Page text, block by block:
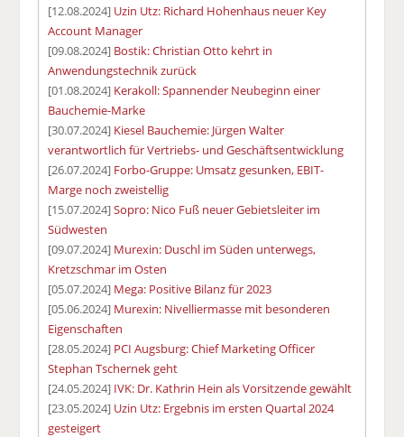
[12.08.2024] Uzin Utz: Richard Hohenhaus neuer Key
Account Manager
[09.08.2024] Bostik: Christian Otto kehrt in
Anwendungstechnik zurück
[01.08.2024] Kerakoll: Spannender Neubeginn einer
Bauchemie-Marke
[30.07.2024] Kiesel Bauchemie: Jürgen Walter
verantwortlich für Vertriebs- und Geschäftsentwicklung
[26.07.2024] Forbo-Gruppe: Umsatz gesunken, EBIT-
Marge noch zweistellig
[15.07.2024]Sopro: Nico Fuß neuer Gebietsleiter im
Südwesten
[09.07.2024] Murexin: Duschl im Süden unterwegs,
Kretzschmar im Osten
[05.07.2024] Mega: Positive Bilanz für 2023
[05.06.2024] Murexin: Nivelliermasse mit besonderen
Eigenschaften
[28.05.2024] PCI Augsburg: Chief Marketing Officer
Stephan Tschernek geht
[24.05.2024] IVK: Dr. Kathrin Hein als Vorsitzende gewählt
[23.05.2024] Uzin Utz: Ergebnis im ersten Quartal 2024
gesteigert